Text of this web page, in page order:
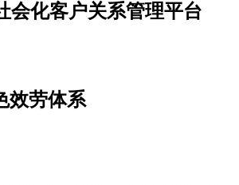
会化客户关系管理平台
效劳体系